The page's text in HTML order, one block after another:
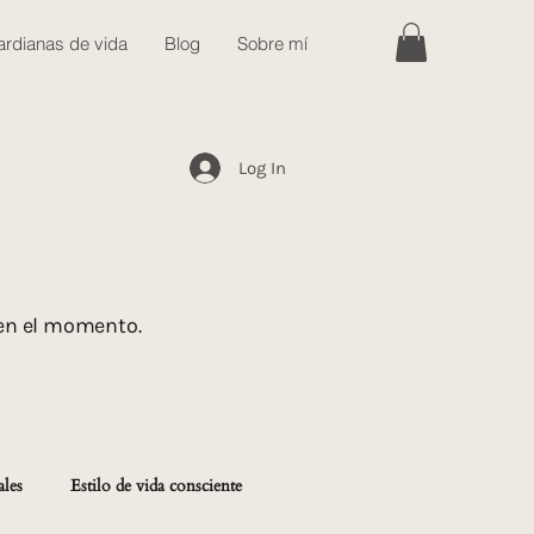
de vida Blog Sobre mí
Log In
el momento.
Estilo de vida consciente